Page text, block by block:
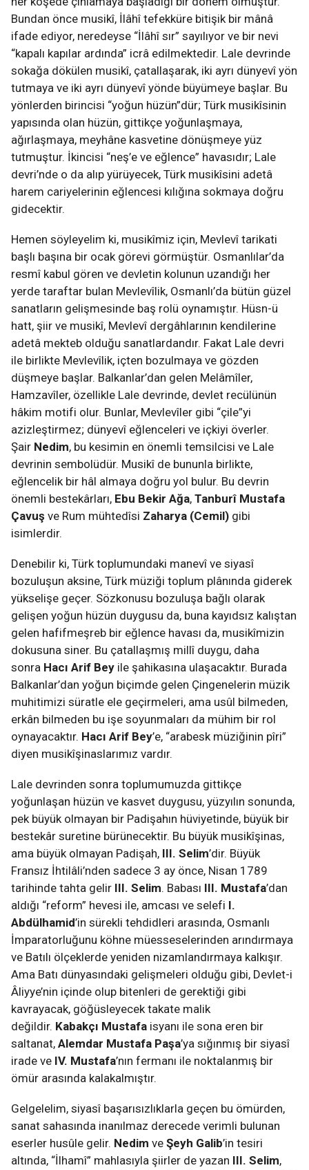
Bundan önce musikî, İlâhî tefekküre bitişik bir mânâ
ifade ediyor, neredeyse “İlâhî sır” sayılıyor ve bir nevi
“kapalı kapılar ardında” icrâ edilmektedir. Lale devrinde
sokağa dökülen musikî, çatallaşarak, iki ayrı dünyevî yön
tutmaya ve iki ayrı dünyevî yönde büyümeye başlar. Bu
yönlerden birincisi “yoğun hüzün”dür; Türk musikîsinin
yapısında olan hüzün, gittikçe yoğunlaşmaya,
ağırlaşmaya, meyhâne kasvetine dönüşmeye yüz
tutmuştur. İkincisi “neş’e ve eğlence” havasıdır; Lale
devri’nde o da alıp yürüyecek, Türk musikîsini adetâ
harem cariyelerinin eğlencesi kılığına sokmaya doğru
gidecektir.
Hemen söyleyelim ki, musikîmiz için, Mevlevî tarikati
başlı başına bir ocak görevi görmüştür. Osmanlılar’da
resmî kabul gören ve devletin kolunun uzandığı her
yerde taraftar bulan Mevlevîlik, Osmanlı’da bütün güzel
sanatların gelişmesinde baş rolü oynamıştır. Hüsn-ü
hatt, şiir ve musikî, Mevlevî dergâhlarının kendilerine
adetâ mekteb olduğu sanatlardandır. Fakat Lale devri
ile birlikte Mevlevîlik, içten bozulmaya ve gözden
düşmeye başlar. Balkanlar’dan gelen Melâmîler,
Hamzavîler, özellikle Lale devrinde, devlet recülünün
hâkim motifi olur. Bunlar, Mevlevîler gibi “çile”yi
azizleştirmez; dünyevî eğlenceleri ve içkiyi överler.
Şair Nedim, bu kesimin en önemli temsilcisi ve Lale
devrinin sembolüdür. Musikî de bununla birlikte,
eğlencelik bir hâl almaya doğru yol bulur. Bu devrin
önemli bestekârları, Ebu Bekir Ağa, Tanburî Mustafa
Çavuş ve Rum mühtedîsi Zaharya (Cemil) gibi
isimlerdir.
Denebilir ki, Türk toplumundaki manevî ve siyasî
bozuluşun aksine, Türk müziği toplum plânında giderek
yükselişe geçer. Sözkonusu bozuluşa bağlı olarak
gelişen yoğun hüzün duygusu da, buna kayıdsız kalıştan
gelen hafifmeşreb bir eğlence havası da, musikîmizin
dokusuna siner. Bu çatallaşmış millî duygu, daha
sonra Hacı Arif Bey ile şahikasına ulaşacaktır. Burada
Balkanlar’dan yoğun biçimde gelen Çingenelerin müzik
muhitimizi süratle ele geçirmeleri, ama usûl bilmeden,
erkân bilmeden bu işe soyunmaları da mühim bir rol
oynayacaktır. Hacı Arif Bey’e, “arabesk müziğinin pîri”
diyen musikîşinaslarımız vardır.
Lale devrinden sonra toplumumuzda gittikçe
yoğunlaşan hüzün ve kasvet duygusu, yüzyılın sonunda,
pek büyük olmayan bir Padişahın hüviyetinde, büyük bir
bestekâr suretine bürünecektir. Bu büyük musikîşinas,
ama büyük olmayan Padişah, III. Selim’dir. Büyük
Fransız İhtilâli’nden sadece 3 ay önce, Nisan 1789
tarihinde tahta gelir III. Selim. Babası III. Mustafa’dan
aldığı “reform” hevesi ile, amcası ve selefi I.
Abdülhamid’in sürekli tehdidleri arasında, Osmanlı
İmparatorluğunu köhne müesseselerinden arındırmaya
ve Batılı ölçeklerde yeniden nizamlandırmaya kalkışır.
Ama Batı dünyasındaki gelişmeleri olduğu gibi, Devlet-i
Âliyye’nin içinde olup bitenleri de gerektiği gibi
kavrayacak, göğüsleyecek takate malik
değildir. Kabakçı Mustafa isyanı ile sona eren bir
saltanat, Alemdar Mustafa Paşa’ya sığınmış bir siyasî
irade ve IV. Mustafa’nın fermanı ile noktalanmış bir
ömür arasında kalakalmıştır.
Gelgelelim, siyasî başarısızlıklarla geçen bu ömürden,
sanat sahasında inanılmaz derecede verimli bulunan
eserler husûle gelir. Nedim ve Şeyh Galib’in tesiri
altında, “İlhamî” mahlasıyla şiirler de yazan III. Selim,